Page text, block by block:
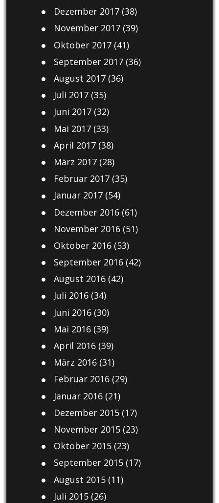
Dezember 2017(38)
November 2017(39)
Oktober 2017(41)
September 2017(36)
August 2017(36)
Juli 2017(35)
Juni 2017(32)
Mai 2017(33)
April 2017(38)
März 2017(28)
Februar 2017(35)
Januar 2017(54)
Dezember 2016(61)
November 2016(51)
Oktober 2016(53)
September 2016(42)
August 2016(42)
Juli 2016(34)
Juni 2016(30)
Mai 2016(39)
April 2016(39)
März 2016(31)
Februar 2016(29)
Januar 2016(21)
Dezember 2015(17)
November 2015(23)
Oktober 2015(23)
September 2015(17)
August 2015(11)
Juli 2015(26)